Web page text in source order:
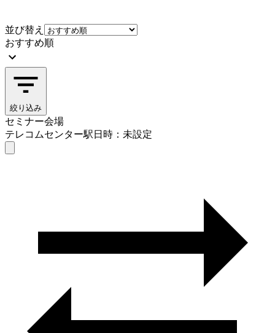
並び替え
おすすめ順
絞り込み
セミナー会場
テレコムセンター駅日時：未設定